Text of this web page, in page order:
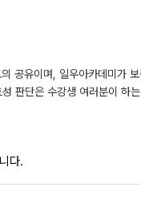
공유이며, 일우아카데미가
판단은 수강생 여러분이 하
다.